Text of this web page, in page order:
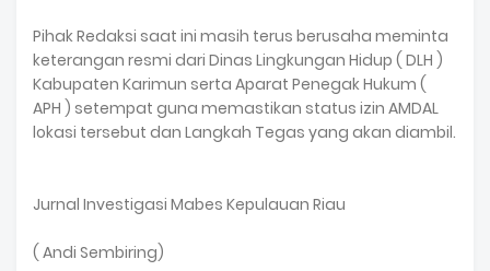
Pihak Redaksi saat ini masih terus berusaha meminta
keterangan resmi dari Dinas Lingkungan Hidup ( DLH )
Kabupaten Karimun serta Aparat Penegak Hukum (
APH ) setempat guna memastikan status izin AMDAL
lokasi tersebut dan Langkah Tegas yang akan diambil.
Jurnal Investigasi Mabes Kepulauan Riau
( Andi Sembiring)